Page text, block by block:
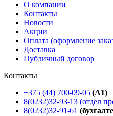
О компании
Контакты
Новости
Акции
Оплата (оформление
Доставка
Публичный договор
Контакты
+375 (44) 700-09-05 (A1)
8(0232)32-93-13 (отдел
8(0232)32-91-61